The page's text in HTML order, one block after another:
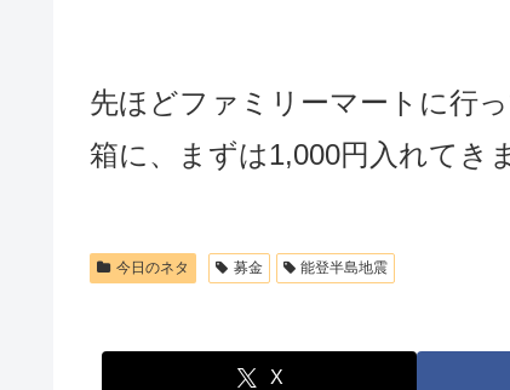
先ほどファミリーマートに行
箱に、まずは1,000円入れてき
今日のネタ 募金 能登半島地震
X